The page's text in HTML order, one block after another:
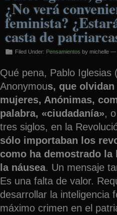
¿No verá
feminista?
casta de
Filed Under: Pensamientos by michelle —
Qué pena, Pablo Iglesias
Anonymous, que
mujeres, Anónimas,
palabra, «ciudadanía»,
tres siglos, en la
sólo importaban los
como ha demostrado
la náusea. Un mensaje
Es una falta de valor.
desarrollar la inteligencia
máximo crimen en el